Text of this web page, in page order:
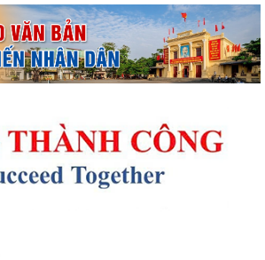
họp thứ 4 (Kỳ họp thường lệ giữa năm 2026)
kỳ 2026...